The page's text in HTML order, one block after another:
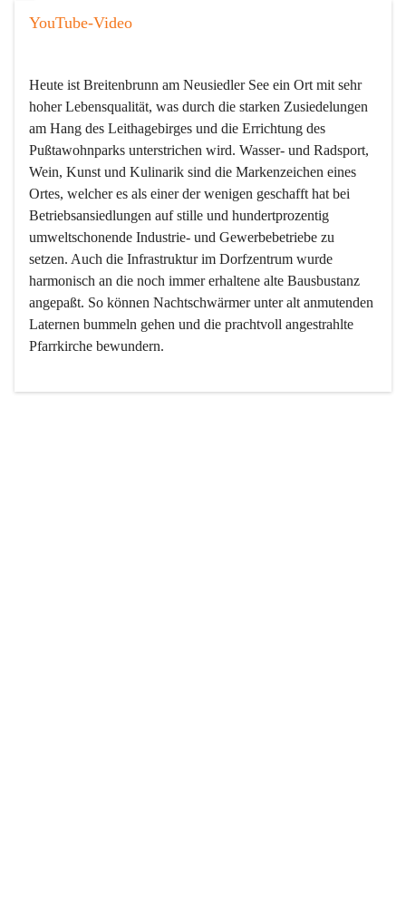
YouTube-Video
Heute ist Breitenbrunn am Neusiedler See ein Ort mit sehr
hoher Lebensqualität, was durch die starken Zusiedelungen
am Hang des Leithagebirges und die Errichtung des
Pußtawohnparks unterstrichen wird. Wasser- und Radsport,
Wein, Kunst und Kulinarik sind die Markenzeichen eines
Ortes, welcher es als einer der wenigen geschafft hat bei
Betriebsansiedlungen auf stille und hundertprozentig
umweltschonende Industrie- und Gewerbebetriebe zu
setzen. Auch die Infrastruktur im Dorfzentrum wurde
harmonisch an die noch immer erhaltene alte Bausbustanz
angepaßt. So können Nachtschwärmer unter alt anmutenden
Laternen bummeln gehen und die prachtvoll angestrahlte
Pfarrkirche bewundern.
Der Weinbau dominert heute nicht mehr, ist aber integrativer